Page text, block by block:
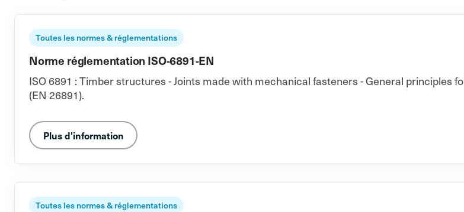
Toutes les normes & réglementations
Norme réglementation ISO-6891-EN
ISO 6891 : Timber structures - Joints made with mechanical fasteners - General
(EN 26891).
Plus d'information
Toutes les normes & réglementations